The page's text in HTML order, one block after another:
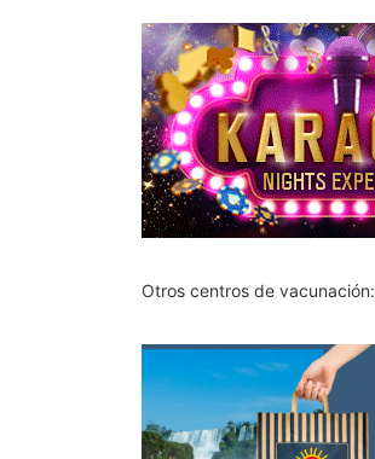
Otros centros de vacunación: